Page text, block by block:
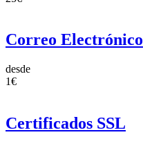
Correo Electrónico
desde
1€
Certificados SSL